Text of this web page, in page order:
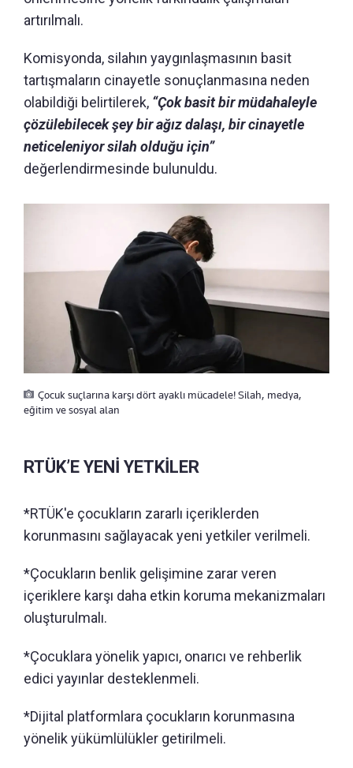
artırılmalı.
Komisyonda, silahın yaygınlaşmasının basit
tartışmaların cinayetle sonuçlanmasına neden
olabildiği belirtilerek, “Çok basit bir müdahaleyle
çözülebilecek şey bir ağız dalaşı, bir cinayetle
neticeleniyor silah olduğu için”
değerlendirmesinde bulunuldu.
Çocuk suçlarına karşı dört ayaklı mücadele! Silah, medya,
eğitim ve sosyal alan
RTÜK’E YENİ YETKİLER
*RTÜK'e çocukların zararlı içeriklerden
korunmasını sağlayacak yeni yetkiler verilmeli.
*Çocukların benlik gelişimine zarar veren
içeriklere karşı daha etkin koruma mekanizmaları
oluşturulmalı.
*Çocuklara yönelik yapıcı, onarıcı ve rehberlik
edici yayınlar desteklenmeli.
*Dijital platformlara çocukların korunmasına
yönelik yükümlülükler getirilmeli.